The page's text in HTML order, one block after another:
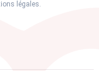
légales.